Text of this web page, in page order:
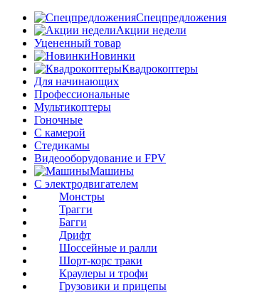
Спецпредложения
Акции недели
Уцененный товар
Новинки
Квадрокоптеры
Для начинающих
Профессиональные
Мультикоптеры
Гоночные
C камерой
Стедикамы
Видеооборудование и FPV
Машины
С электродвигателем
Монстры
Трагги
Багги
Дрифт
Шоссейные и ралли
Шорт-корс траки
Краулеры и трофи
Грузовики и прицепы